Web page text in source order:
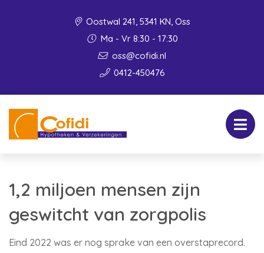
Oostwal 241, 5341 KN, Oss
Ma - Vr 8:30 - 17:30
oss@cofidi.nl
0412-450476
1,2 miljoen mensen zijn
geswitcht van zorgpolis
Eind 2022 was er nog sprake van een overstaprecord.